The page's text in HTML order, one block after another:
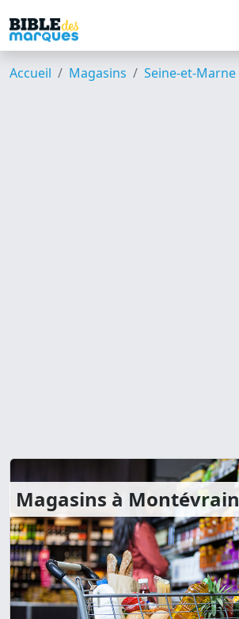
Accueil Magasins Seine-et-Marne
Magasins à Montévrain